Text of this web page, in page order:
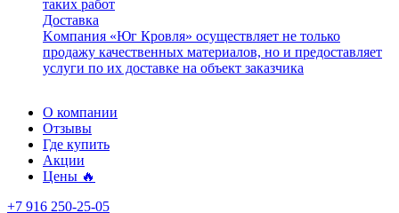
таких работ
Доставка
Kомпания «Юг Кровля» осуществляет не только
продажу качественных материалов, но и предоставляет
услуги по их доставке на объект заказчика
О компании
Отзывы
Где купить
Акции
Цены 🔥
+7 916 250-25-05